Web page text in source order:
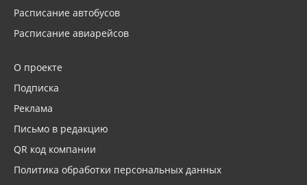
Расписание автобусов
Расписание авиарейсов
О проекте
Подписка
Реклама
Письмо в редакцию
QR код компании
Политика обработки персональных данных